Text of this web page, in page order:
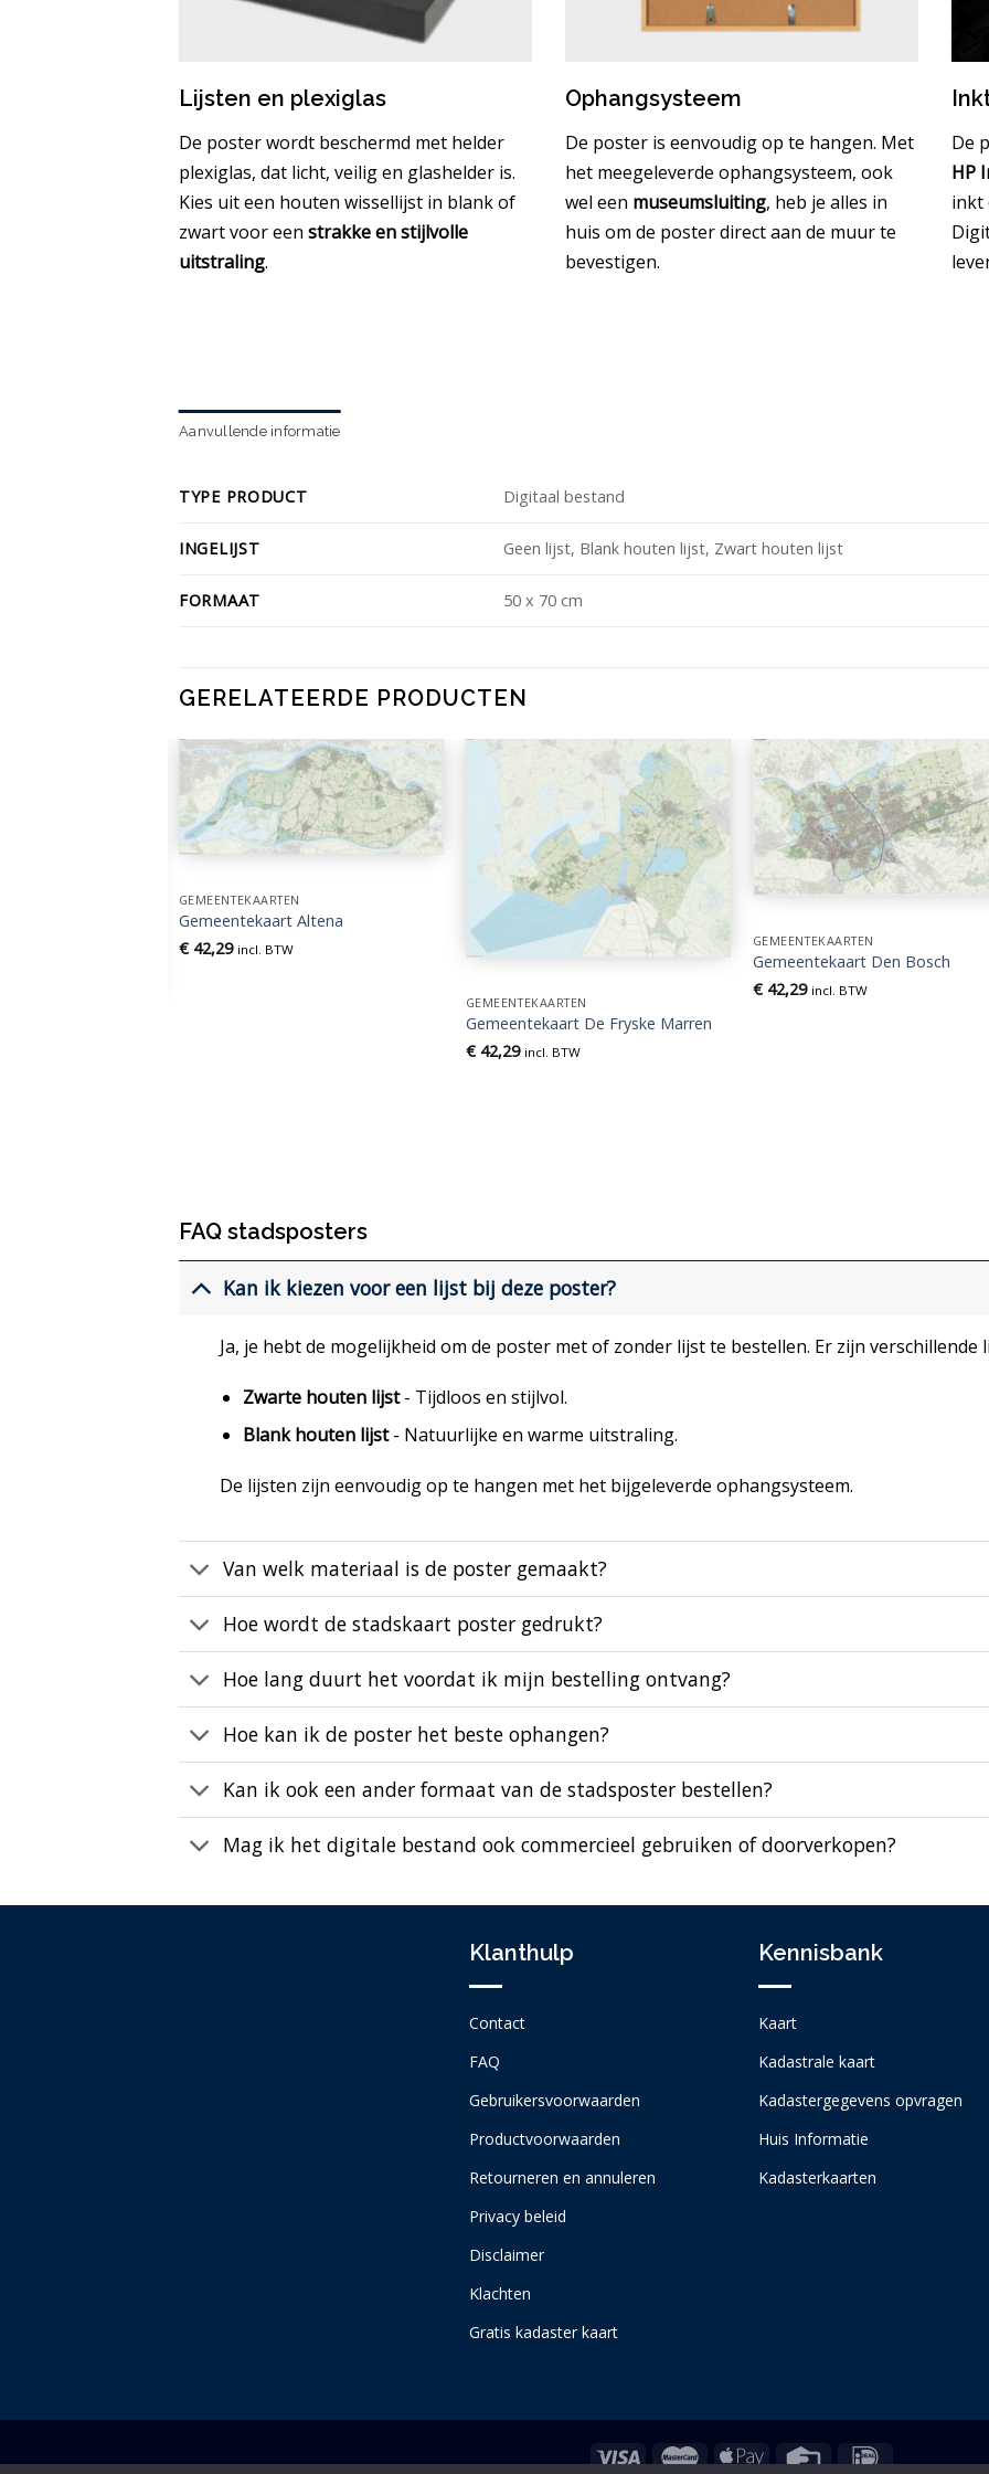
Lijsten en plexiglas
De poster wordt beschermd met helder
plexiglas, dat licht, veilig en glashelder is.
Kies uit een houten wissellijst in blank of
zwart voor een strakke en stijlvolle
uitstraling.
Ophangsysteem
De poster is eenvoudig op te hangen. Met
het meegeleverde ophangsysteem, ook
wel een museumsluiting, heb je alles in
huis om de poster direct aan de muur te
bevestigen.
De
HP
inkt
Aanvullende informatie
TYPE PRODUCT Digitaal bestand
INGELIJST Geen lijst, Blank houten lijst, Zwart houten lijst
FORMAAT 50 x 70 cm
GERELATEERDE PRODUCTEN
GEMEENTEKAARTEN
Gemeentekaart Altena
€42,29 incl. BTW
GEMEENTEKAARTEN
Gemeentekaart De Fryske Marren
€42,29 incl. BTW
GEMEENTEKAARTEN
Gemeentekaart Den Bosch
€42,29 incl. BTW
FAQ stadsposters
Kan ik kiezen voor een lijst bij deze poster?
Ja, je hebt de mogelijkheid om de poster met of zonder lijst te bestellen. Er zijn verschillende
Zwarte houten lijst- Tijdloos en stijlvol.
Blank houten lijst- Natuurlijke en warme uitstraling.
De lijsten zijn eenvoudig op te hangen met het bijgeleverde ophangsysteem.
Van welk materiaal is de poster gemaakt?
Hoe wordt de stadskaart poster gedrukt?
Hoe lang duurt het voordat ik mijn bestelling ontvang?
Hoe kan ik de poster het beste ophangen?
Kan ik ook een ander formaat van de stadsposter bestellen?
Mag ik het digitale bestand ook commercieel gebruiken of doorverkopen?
Klanthulp
Contact
FAQ
Gebruikersvoorwaarden
Productvoorwaarden
Retourneren en annuleren
Privacy beleid
Disclaimer
Klachten
Gratis kadaster kaart
Kennisbank
Kaart
Kadastrale kaart
Kadastergegevens opvragen
Huis Informatie
Kadasterkaarten